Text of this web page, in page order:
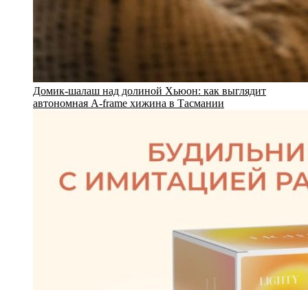
Домик-шалаш над долиной Хьюон: как выглядит
автономная A-frame хижина в Тасмании